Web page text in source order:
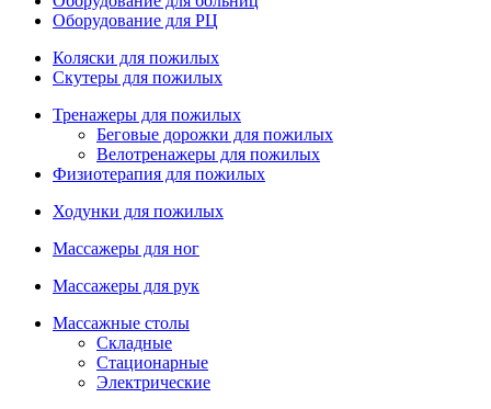
Оборудование для РЦ
Коляски для пожилых
Скутеры для пожилых
Тренажеры для пожилых
Беговые дорожки для пожилых
Велотренажеры для пожилых
Физиотерапия для пожилых
Ходунки для пожилых
Массажеры для ног
Массажеры для рук
Массажные столы
Складные
Стационарные
Электрические